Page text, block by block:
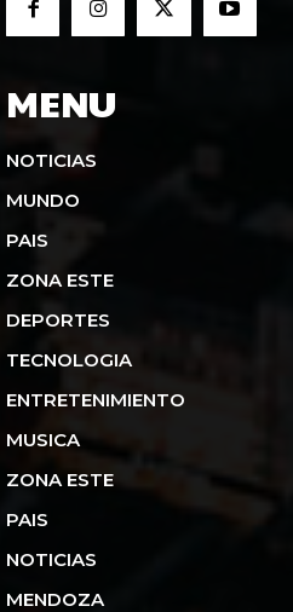
MENU
NOTICIAS
MUNDO
PAIS
ZONA ESTE
DEPORTES
TECNOLOGIA
ENTRETENIMIENTO
MUSICA
ZONA ESTE
PAIS
NOTICIAS
MENDOZA